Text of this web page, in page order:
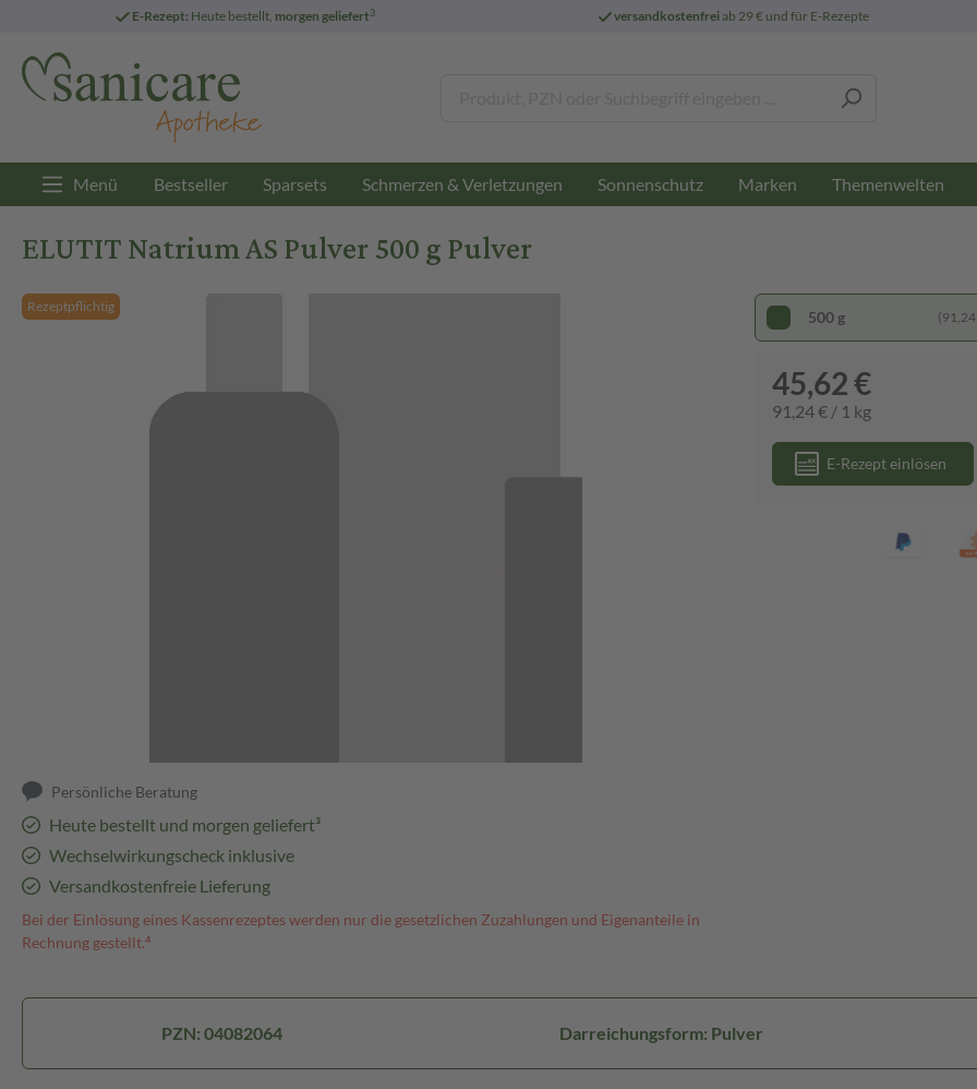
E-Rezept: Heute bestellt, morgen geliefert3 versandkostenfreiab 29 € und für E-Rezepte
Menü Bestseller Sparsets Schmerzen & Verletzungen Sonnenschutz Marken Themenwelten
ELUTIT Natrium AS Pulver 500 g Pulver
Rezeptpflichtig
Persönliche Beratung
Heute bestellt und morgen geliefert³
Wechselwirkungscheck inklusive
Versandkostenfreie Lieferung
Bei der Einlösung eines Kassenrezeptes werden nur die gesetzlichen Zuzahlungen und Eigenanteile in
Rechnung gestellt.⁴
500 g (91,24
45,62 €
91,24 € / 1 kg
E-Rezept einlösen
PZN: 04082064 Darreichungsform: Pulver